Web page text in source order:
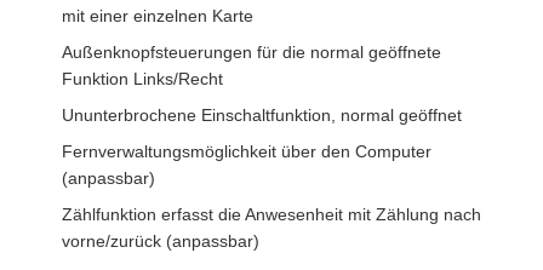
mit einer einzelnen Karte
Außenknopfsteuerungen für die normal geöffnete
Funktion Links/Recht
Ununterbrochene Einschaltfunktion, normal geöffnet
Fernverwaltungsmöglichkeit über den Computer
(anpassbar)
Zählfunktion erfasst die Anwesenheit mit Zählung nach
vorne/zurück (anpassbar)